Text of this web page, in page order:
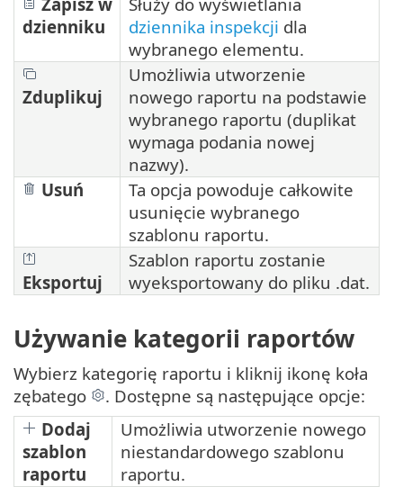
dzienniku
dziennika inspekcji dla
wybranego elementu.
Zduplikuj
Umożliwia utworzenie
nowego raportu na podstawie
wybranego raportu (duplikat
wymaga podania nowej
nazwy).
Usuń
Ta opcja powoduje całkowite
usunięcie wybranego
szablonu raportu.
Eksportuj
Szablon raportu zostanie
wyeksportowany do pliku .dat.
Używanie kategorii raportów
Wybierz kategorię raportu i kliknij ikonę koła
zębatego
. Dostępne są następujące opcje:
Dodaj
szablon
raportu
Umożliwia utworzenie nowego
niestandardowego szablonu
raportu.